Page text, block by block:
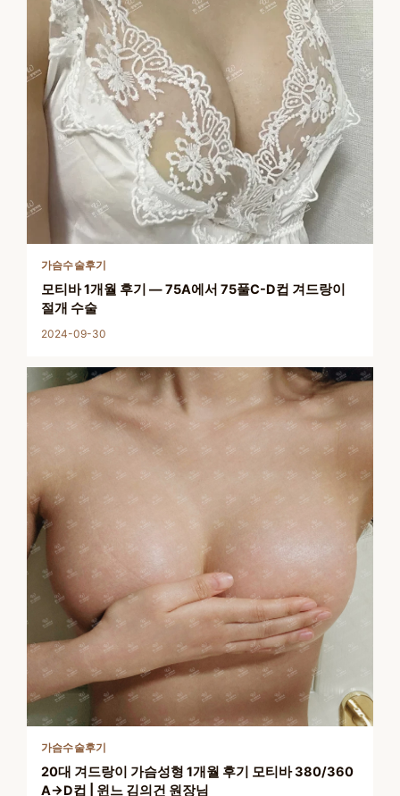
가슴수술후기
모티바 1개월 후기 — 75A에서 75풀C-D컵 겨드랑이
절개 수술
2024-09-30
가슴수술후기
20대 겨드랑이 가슴성형 1개월 후기 모티바 380/360
A→D컵 | 윈느 김의건 원장님